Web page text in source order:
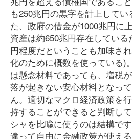
も250兆円の黒字を計上して
た、政府の借金が1000兆円に
資産は約650兆円存在してい
円程度だということも加味さ
化のために概数を使っている)
は懸念材料であっても、増税
落が起きない安心材料となっ
ん。適切なマクロ経済政策を
持することができると判断し
シャを比喩に使うのは結構で
違って自由に金融政策が使え